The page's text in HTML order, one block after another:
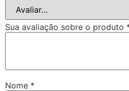
Sua avaliação sobre o produto
Nome *